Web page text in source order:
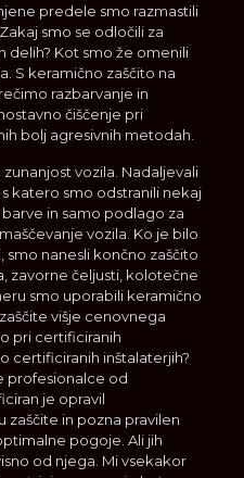
predele smo razmastili
smo se odločili za
delih? Kot smo že omenili
S keramično zaščito na
razbarvanje in
čiščenje pri
bolj agresivnih metodah.
vozila. Nadaljevali
katero smo odstranili nekaj
in samo podlago za
vozila. Ko je bilo
nanesli končno zaščito
zavorne čeljusti, kolotečne
smo uporabili keramično
višje cenovnega
pri certificiranih
certificiranih inštalaterjih?
profesionalce od
je opravil
zaščite in pozna pravilen
pogoje. Ali jih
od njega. Mi vsekakor